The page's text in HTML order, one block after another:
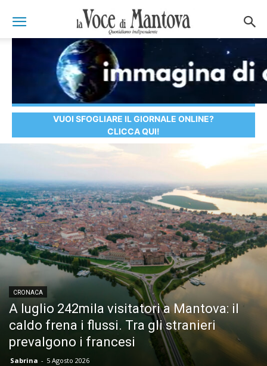
VUOI SFOGLIARE IL GIORNALE ONLINE?
CLICCA QUI!
CRONACA
A luglio 242mila visitatori a Mantova: il
caldo frena i flussi. Tra gli stranieri
prevalgono i francesi
Sabrina - 5 Agosto 2026